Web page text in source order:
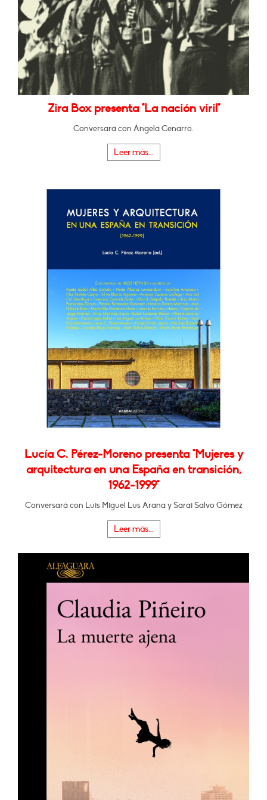
Zira Box presenta "La nación viril"
Conversará con Ángela Cenarro.
Leer más...
Lucía C. Pérez-Moreno presenta "Mujeres y
arquitectura en una España en transición,
1962-1999"
Conversará con Luis Miguel Lus Arana y Sarai Salvo Gómez
Leer más...